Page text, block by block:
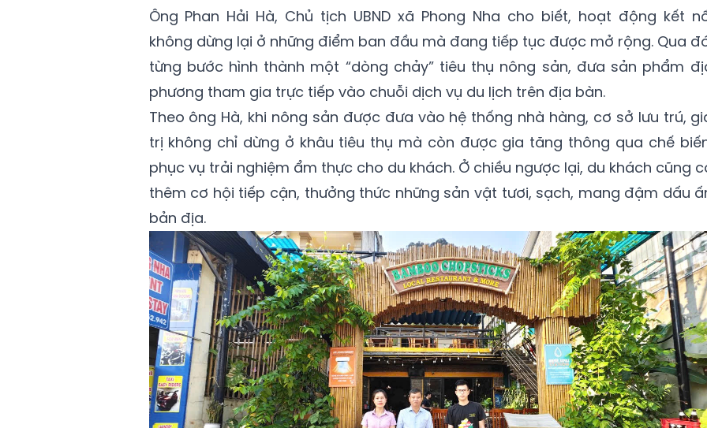
Ông Phan Hải Hà, Chủ tịch UBND xã Phong Nha cho biết, hoạt động kết
không dừng lại ở những điểm ban đầu mà đang tiếp tục được mở rộng. Qua
từng bước hình thành một “dòng chảy” tiêu thụ nông sản, đưa sản phẩm
phương tham gia trực tiếp vào chuỗi dịch vụ du lịch trên địa bàn.
Theo ông Hà, khi nông sản được đưa vào hệ thống nhà hàng, cơ sở lưu trú,
trị không chỉ dừng ở khâu tiêu thụ mà còn được gia tăng thông qua chế
phục vụ trải nghiệm ẩm thực cho du khách. Ở chiều ngược lại, du khách cũng
thêm cơ hội tiếp cận, thưởng thức những sản vật tươi, sạch, mang đậm dấu
bản địa.